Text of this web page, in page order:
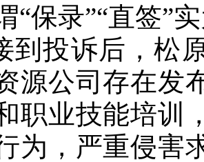
“保录”“直签”
到投诉后，松
源公司存在发
职业技能培训
为，严重侵害